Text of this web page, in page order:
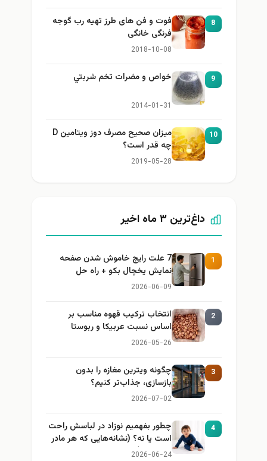
8
فوت و فن های طرز تهیه رب گوجه
فرنگی خانگی
2018-10-08
9 خواص و مضرات تخم شربتي
2014-01-31
10
میزان صحیح مصرف دوز ویتامین D
چه قدر است؟
2019-05-28
داغ‌ترین ۳ ماه اخیر
1
7 علت رایج خاموش شدن صفحه
نمایش یخچال بکو + راه حل
2026-06-09
2
انتخاب ترکیب قهوه مناسب بر
اساس نسبت عربیکا و ربوستا
2026-05-26
3
چگونه ویترین مغازه را بدون
بازسازی، جذاب‌تر کنیم؟
2026-07-02
4
چطور بفهمیم نوزاد در لباسش راحت
است یا نه؟ (نشانه‌هایی که هر مادر
باید بداند)
2026-06-24